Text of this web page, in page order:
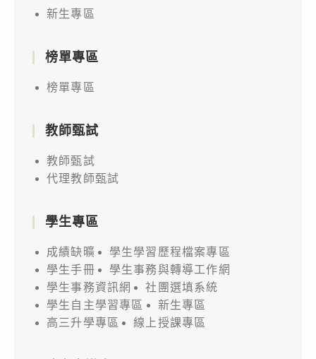
新生專區
榜單專區
榜單專區
教師甄試
教師甄試
代理教師甄試
學生專區
成績缺曠
學生學習歷程檔案專區
學生手冊
學生事務與轉導工作網
學生事務資訊網
社團選填系統
學生自主學習專區
新生專區
高三升學專區
線上授課專區